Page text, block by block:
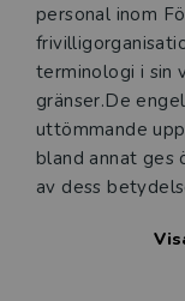
personal inom
terminologi i sin
gränser.De
uttömmande
bland annat ges
av dess
uppslagsorden